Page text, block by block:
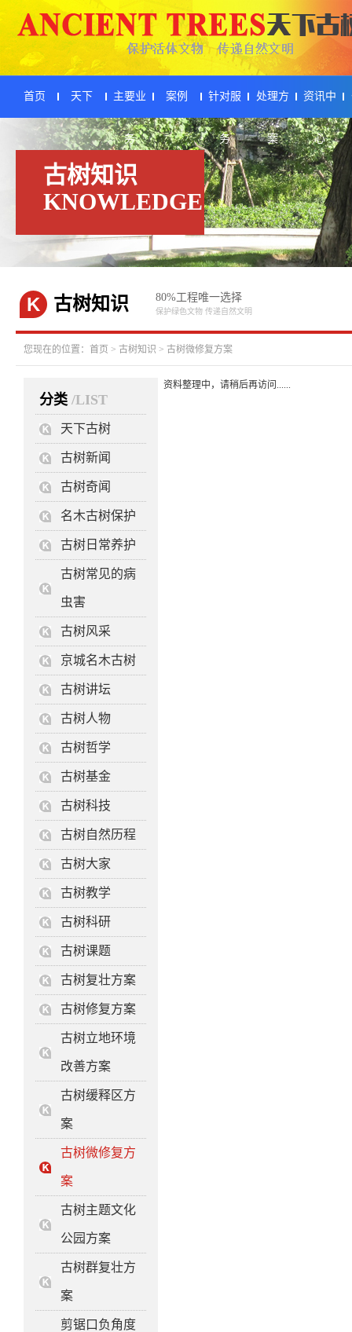
首页 天下 主要业
务
案例 针对服
务
处理方
案
资讯中
心
古树知识
KNOWLEDGE
K 古树知识 80%工程唯一选择
保护绿色文物 传递自然文明
您现在的位置： 首页 > 古树知识 > 古树微修复方案
分类/LIST
天下古树
古树新闻
古树奇闻
名木古树保护
古树日常养护
古树常见的病
虫害
古树风采
京城名木古树
古树讲坛
古树人物
古树哲学
古树基金
古树科技
古树自然历程
古树大家
古树教学
古树科研
古树课题
古树复壮方案
古树修复方案
古树立地环境
改善方案
古树缓释区方
案
古树微修复方
案
古树主题文化
公园方案
古树群复壮方
案
剪锯口负角度
资料整理中，请稍后再访问......